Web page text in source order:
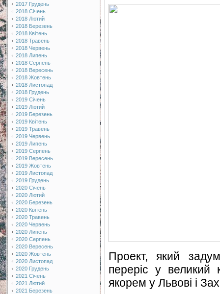
2017 Грудень
2018 Січень
2018 Лютий
2018 Березень
2018 Квітень
2018 Травень
2018 Червень
2018 Липень
2018 Серпень
2018 Вересень
2018 Жовтень
2018 Листопад
2018 Грудень
2019 Січень
2019 Лютий
2019 Березень
2019 Квітень
2019 Травень
2019 Червень
2019 Липень
2019 Серпень
2019 Вересень
2019 Жовтень
2019 Листопад
2019 Грудень
2020 Січень
2020 Лютий
2020 Березень
2020 Квітень
2020 Травень
2020 Червень
2020 Липень
2020 Серпень
2020 Вересень
2020 Жовтень
2020 Листопад
2020 Грудень
2021 Січень
2021 Лютий
2021 Березень
Проект, який
переріс у великий
якорем у Львові і